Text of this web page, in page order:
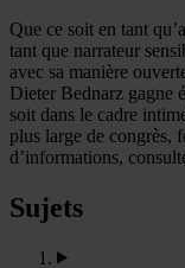
Que ce soit en tant
tant que narrateur
avec sa manière
Dieter Bednarz gagne
soit dans le cadre
plus large de congrès,
d’informations,
Sujets